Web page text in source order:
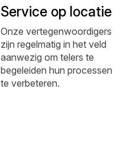
Service op locatie
Onze vertegenwoordigers
zijn regelmatig in het veld
aanwezig om telers te
begeleiden hun processen
te verbeteren.